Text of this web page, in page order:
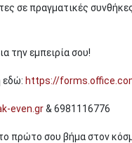
σε πραγματικές
την εμπειρία σου!
εδώ: https://
even.gr& 6981116776
πρώτο σου βήμα στον